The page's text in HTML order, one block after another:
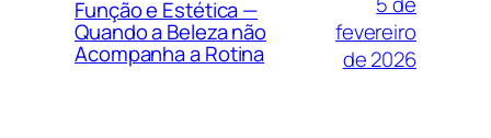
Função e Estética —
Quando a Beleza não
Acompanha a Rotina
fevereiro
de 2026